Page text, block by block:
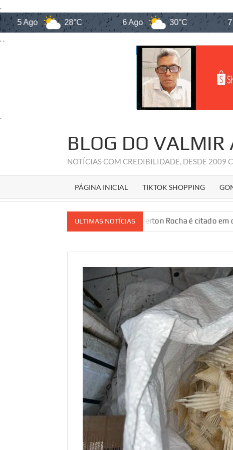
.
28°C 6 Ago 30°C 7 Ago
. .
.
BLOG DO VALMIR
NOTÍCIAS COM CREDIBILIDADE, DESDE 2009
PÁGINA INICIAL TIKTOK SHOPPING
ULTIMAS NOTÍCIAS
Weverton Rocha é citado em decisão